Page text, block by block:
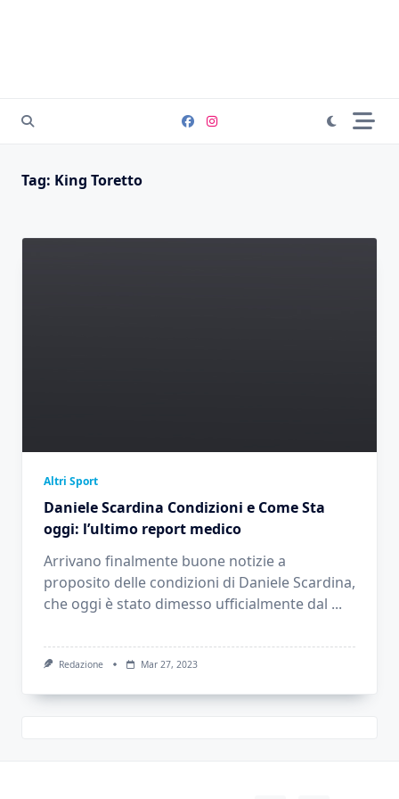
Tag: King Toretto
Altri Sport
Daniele Scardina Condizioni e Come Sta
oggi: l’ultimo report medico
Arrivano finalmente buone notizie a
proposito delle condizioni di Daniele Scardina,
che oggi è stato dimesso ufficialmente dal ...
Redazione Mar 27, 2023